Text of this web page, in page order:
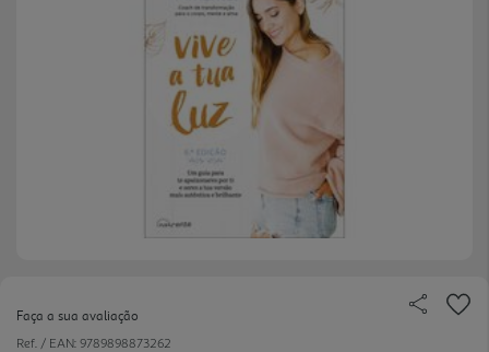
Faça a sua avaliação
Ref. / EAN: 9789898873262